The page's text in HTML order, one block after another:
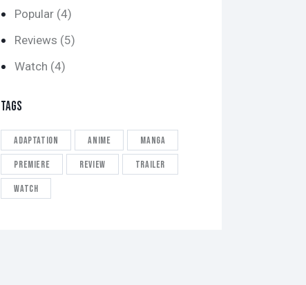
Popular(4)
Reviews (5)
Watch (4)
TAGS
Adaptation Anime Manga
Premiere Review Trailer
Watch